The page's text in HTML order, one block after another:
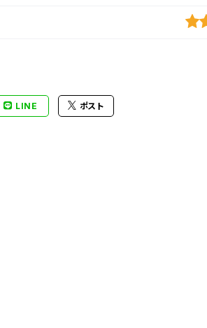
LINE ポスト